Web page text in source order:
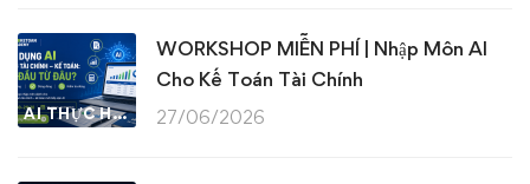
AI THỰC HÀNH
WORKSHOP MIỄN PHÍ | Nhập Môn AI
Cho Kế Toán Tài Chính
27/06/2026